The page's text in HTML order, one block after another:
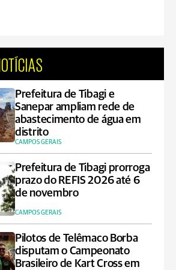
Prefeitura de Tibagi e
Sanepar ampliam rede de
abastecimento de água em
distrito
CAMPOS GERAIS
Prefeitura de Tibagi prorroga
prazo do REFIS 2026 até 6
de novembro
CAMPOS GERAIS
Pilotos de Telêmaco Borba
disputam o Campeonato
Brasileiro de Kart Cross em